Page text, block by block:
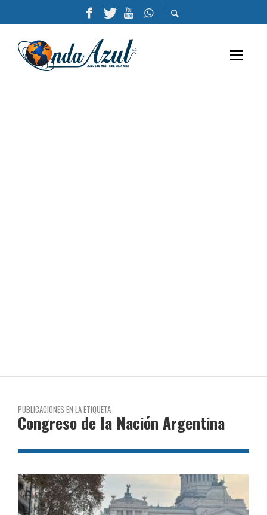
PUBLICACIONES EN LA ETIQUETA
Congreso de la Nación Argentina